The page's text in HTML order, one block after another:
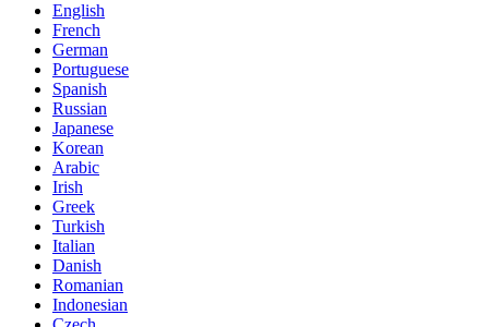
English
French
German
Portuguese
Spanish
Russian
Japanese
Korean
Arabic
Irish
Greek
Turkish
Italian
Danish
Romanian
Indonesian